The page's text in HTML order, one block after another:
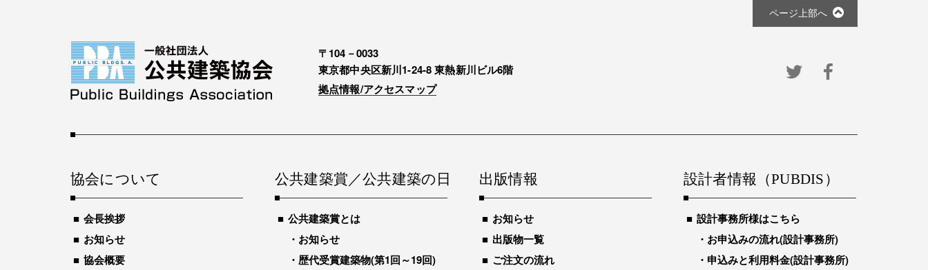
ページ上部へ
〒104－0033
東京都中央区新川1-24-8 東熱新川ビル6階
拠点情報/アクセスマップ
協会について
会長挨拶
お知らせ
協会概要
公共建築賞／公共建築の日
公共建築賞とは
お知らせ
歴代受賞建築物(第1回～19回)
出版情報
お知らせ
出版物一覧
ご注文の流れ
設計者情報（PUBDIS）
設計事務所様はこちら
お申込みの流れ(設計事務所)
申込みと利用料金(設計事務所)